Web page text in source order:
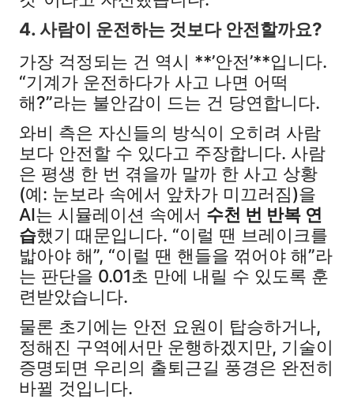
4. 사람이 운전하는 것보다 안전할까요?
가장 걱정되는 건 역시 **’안전’**입니다.
“기계가 운전하다가 사고 나면 어떡
해?”라는 불안감이 드는 건 당연합니다.
와비 측은 자신들의 방식이 오히려 사람
보다 안전할 수 있다고 주장합니다. 사람
은 평생 한 번 겪을까 말까 한 사고 상황
(예: 눈보라 속에서 앞차가 미끄러짐)을
AI는 시뮬레이션 속에서 수천 번 반복 연
습했기 때문입니다. “이럴 땐 브레이크를
밟아야 해”, “이럴 땐 핸들을 꺾어야 해”라
는 판단을 0.01초 만에 내릴 수 있도록 훈
련받았습니다.
물론 초기에는 안전 요원이 탑승하거나,
정해진 구역에서만 운행하겠지만, 기술이
증명되면 우리의 출퇴근길 풍경은 완전히
바뀔 것입니다.